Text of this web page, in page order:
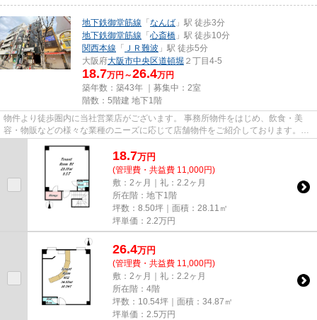
地下鉄御堂筋線 「なんば 」駅 徒歩3分
地下鉄御堂筋線 「心斎橋 」駅 徒歩10分
関西本線 「 ＪＲ難波 」駅 徒歩5分
大阪府大阪市中央区道頓堀 ２丁目4-5
18.7万円～26.4万円
築年数：築43年 ｜募集中： 2室
階数：5階建 地下1階
物件より徒歩圏内に当社営業店がございます。 事務所物件をはじめ、飲食・美
容・物販などの様々な業種のニーズに応じて店舗物件をご紹介しております。
尚、弊社ではおとり広告は一切...
18.7万円
(管理費・共益費 11,000円)
敷：2ヶ月｜礼：2.2ヶ月
所在階：地下1階
坪数：8.50坪｜面積：28.11㎡
坪単価： 2.2万円
26.4万円
(管理費・共益費 11,000円)
敷：2ヶ月｜礼：2.2ヶ月
所在階：4階
坪数：10.54坪｜面積：34.87㎡
坪単価： 2.5万円